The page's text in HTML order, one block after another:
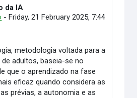
da IA
- Friday, 21 February 2025, 7:44
0
metodologia voltada para a
adultos, baseia-se no
que o aprendizado na fase
eficaz quando considera as
prévias, a autonomia e as